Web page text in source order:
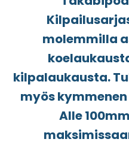
molemmilla
kilpalaukausta.
myös
Alle